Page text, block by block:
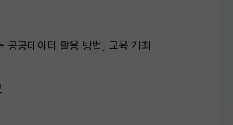
공데이터 활용 방법」 교육 개최